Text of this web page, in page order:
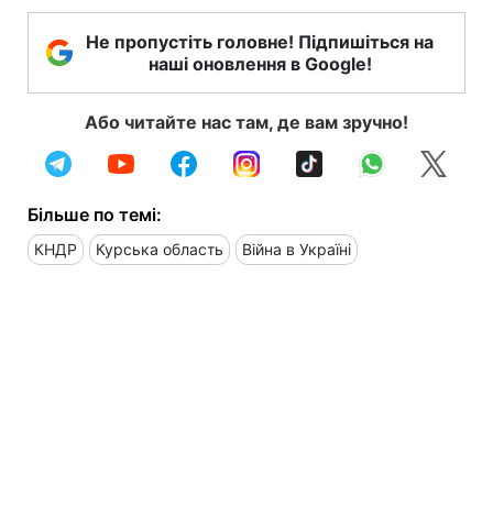
Не пропустіть головне! Підпишіться на
наші оновлення в Google!
Або читайте нас там, де вам зручно!
Більше по темі:
КНДР Курська область Війна в Україні